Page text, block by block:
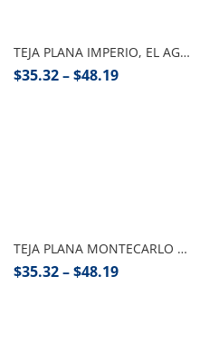
TEJA PLANA IMPERIO, EL AGUILA PZA
$35.32–$48.19
TEJA PLANA MONTECARLO EL AGUILA PZA
$35.32–$48.19